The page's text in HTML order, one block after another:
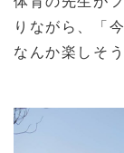
りながら、「
なんか楽しそ